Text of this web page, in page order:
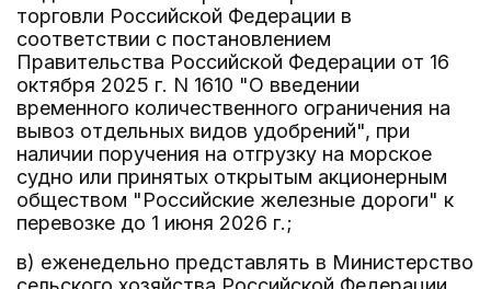
торговли Российской Федерации в
соответствии с постановлением
Правительства Российской Федерации от 16
октября 2025 г. N 1610 "О введении
временного количественного ограничения на
вывоз отдельных видов удобрений", при
наличии поручения на отгрузку на морское
судно или принятых открытым акционерным
обществом "Российские железные дороги" к
перевозке до 1 июня 2026 г.;
в) еженедельно представлять в Министерство